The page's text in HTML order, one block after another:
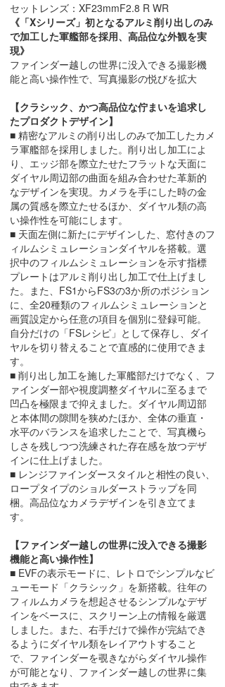
セットレンズ：XF23mmF2.8 R WR
《「Xシリーズ」初となるアルミ削り出しのみ
で加工した軍艦部を採用、高品位な外観を実
現》
ファインダー越しの世界に没入できる撮影機
能と高い操作性で、写真撮影の悦びを拡大
【クラシック、かつ高品位な佇まいを追求し
たプロダクトデザイン】
■ 精密なアルミの削り出しのみで加工したカメ
ラ軍艦部を採用しました。削り出し加工によ
り、エッジ部を際立たせたフラットな天面に
ダイヤル周辺部の曲面を組み合わせた革新的
なデザインを実現。カメラを手にした時の金
属の質感を際立たせるほか、ダイヤル類の高
い操作性を可能にします。
■ 天面左側に新たにデザインした、窓付きのフ
ィルムシミュレーションダイヤルを搭載。選
択中のフィルムシミュレーションを示す指標
プレートはアルミ削り出し加工で仕上げまし
た。また、FS1からFS3の3か所のポジション
に、全20種類のフィルムシミュレーションと
画質設定から任意の項目を個別に登録可能。
自分だけの「FSレシピ」として保存し、ダイ
ヤルを切り替えることで直感的に使用できま
す。
■ 削り出し加工を施した軍艦部だけでなく、フ
ァインダー部や視度調整ダイヤルに至るまで
凹凸を極限まで抑えました。ダイヤル周辺部
と本体間の隙間を狭めたほか、全体の垂直・
水平のバランスを追求したことで、写真機ら
しさを残しつつ洗練された存在感を放つデザ
インに仕上げました。
■ レンジファインダースタイルと相性の良い、
ロープタイプのショルダーストラップを同
梱。高品位なカメラデザインを引き立てま
す。
【ファインダー越しの世界に没入できる撮影
機能と高い操作性】
■ EVFの表示モードに、レトロでシンプルなビ
ューモード「クラシック」を新搭載。往年の
フィルムカメラを想起させるシンプルなデザ
インをベースに、スクリーン上の情報を厳選
しました。また、右手だけで操作が完結でき
るようにダイヤル類をレイアウトすること
で、ファインダーを覗きながらダイヤル操作
が可能となり、ファインダー越しの世界に集